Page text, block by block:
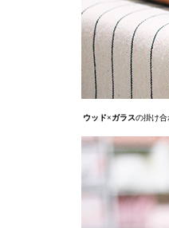
ウッド×ガラスの掛け合